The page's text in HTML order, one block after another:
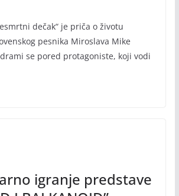
dečak“ je priča o životu
pesnika Miroslava Mike
se pored protagoniste, koji vodi
igranje predstave